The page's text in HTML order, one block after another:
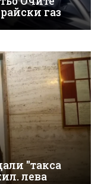
газ
"такса
лева